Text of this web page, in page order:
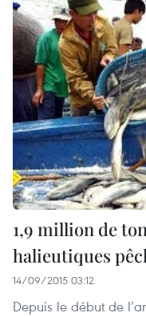
1,9 million de
halieutiques
14/09/2015 03:12
Depuis le début de